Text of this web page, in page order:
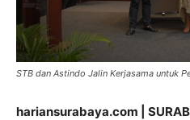
STB dan Astindo Jalin Kerjasama untuk
hariansurabaya.com |